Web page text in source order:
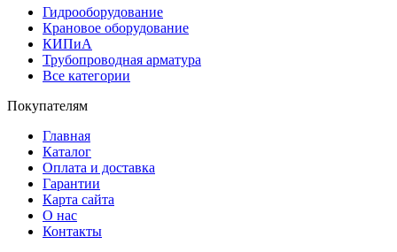
Гидрооборудование
Крановое оборудование
КИПиА
Трубопроводная арматура
Все категории
Покупателям
Главная
Каталог
Оплата и доставка
Гарантии
Карта сайта
О нас
Контакты